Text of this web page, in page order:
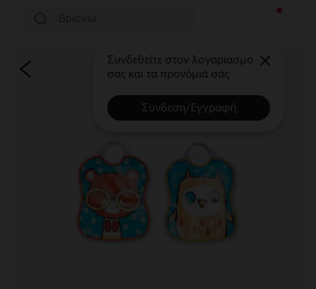
Συνδεθείτε στον λογαριασμό
σας και τα προνόμιά σας
Σύνδεση/Εγγραφή